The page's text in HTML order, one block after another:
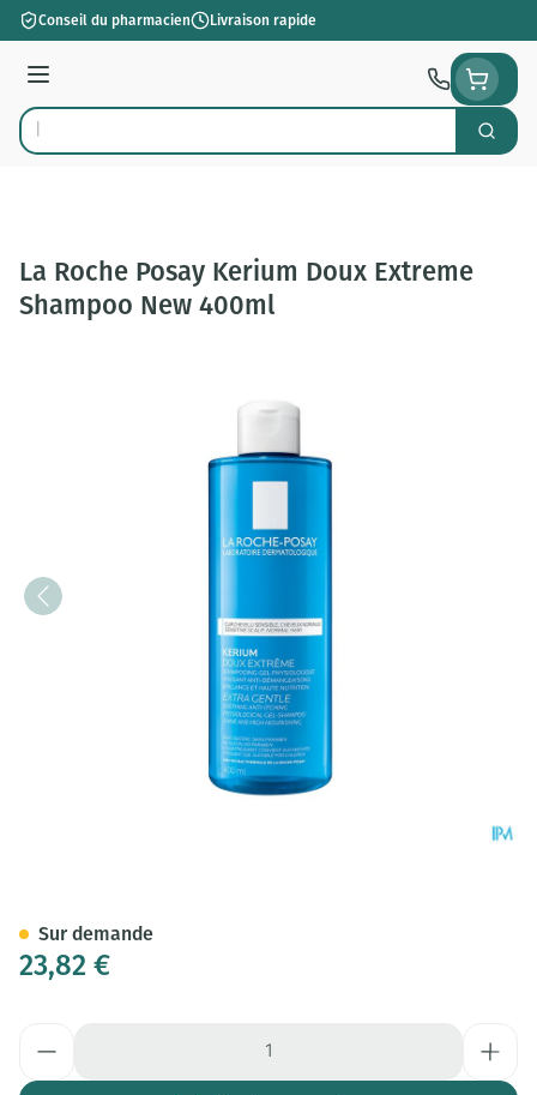
Aller au contenu
Conseil du pharmacien Livraison rapide
Menu
Rechercher
La Roche Posay Kerium Doux Extreme
Shampoo New 400ml
23,82 €
Sur demande